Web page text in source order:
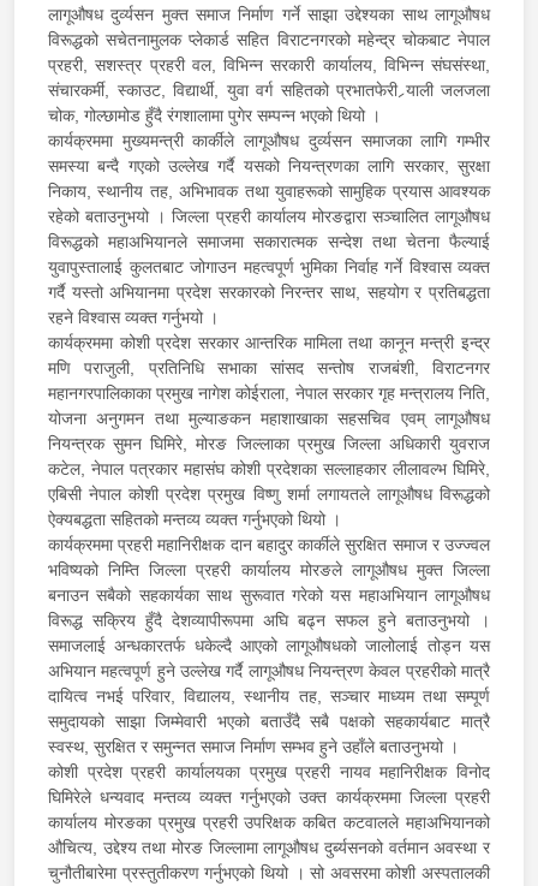
लागूऔषध दुर्व्यसन मुक्त समाज निर्माण गर्ने साझा उद्देश्यका साथ लागूऔषध
विरूद्धको सचेतनामुलक प्लेकार्ड सहित विराटनगरको महेन्द्र चोकबाट नेपाल
प्रहरी, सशस्त्र प्रहरी वल, विभिन्न सरकारी कार्यालय, विभिन्न संघसंस्था,
संचारकर्मी, स्काउट, विद्यार्थी, युवा वर्ग सहितको प्रभातफेरी र्‍याली जलजला
चोक, गोल्छामोड हुँदै रंगशालामा पुगेर सम्पन्न भएको थियो ।
कार्यक्रममा मुख्यमन्त्री कार्कीले लागूऔषध दुर्व्यसन समाजका लागि गम्भीर
समस्या बन्दै गएको उल्लेख गर्दै यसको नियन्त्रणका लागि सरकार, सुरक्षा
निकाय, स्थानीय तह, अभिभावक तथा युवाहरूको सामुहिक प्रयास आवश्यक
रहेको बताउनुभयो । जिल्ला प्रहरी कार्यालय मोरङद्वारा सञ्चालित लागूऔषध
विरूद्धको महाअभियानले समाजमा सकारात्मक सन्देश तथा चेतना फैल्याई
युवापुस्तालाई कुलतबाट जोगाउन महत्वपूर्ण भुमिका निर्वाह गर्ने विश्वास व्यक्त
गर्दै यस्तो अभियानमा प्रदेश सरकारको निरन्तर साथ, सहयोग र प्रतिबद्धता
रहने विश्वास व्यक्त गर्नुभयो ।
कार्यक्रममा कोशी प्रदेश सरकार आन्तरिक मामिला तथा कानून मन्त्री इन्द्र
मणि पराजुली, प्रतिनिधि सभाका सांसद सन्तोष राजबंशी, विराटनगर
महानगरपालिकाका प्रमुख नागेश कोईराला, नेपाल सरकार गृह मन्त्रालय निति,
योजना अनुगमन तथा मुल्याङकन महाशाखाका सहसचिव एवम् लागूऔषध
नियन्त्रक सुमन घिमिरे, मोरङ जिल्लाका प्रमुख जिल्ला अधिकारी युवराज
कटेल, नेपाल पत्रकार महासंघ कोशी प्रदेशका सल्लाहकार लीलावल्भ घिमिरे,
एबिसी नेपाल कोशी प्रदेश प्रमुख विष्णु शर्मा लगायतले लागूऔषध विरूद्धको
ऐक्यबद्धता सहितको मन्तव्य व्यक्त गर्नुभएको थियो ।
कार्यक्रममा प्रहरी महानिरीक्षक दान बहादुर कार्कीले सुरक्षित समाज र उज्ज्वल
भविष्यको निम्ति जिल्ला प्रहरी कार्यालय मोरङले लागूऔषध मुक्त जिल्ला
बनाउन सबैको सहकार्यका साथ सुरूवात गरेको यस महाअभियान लागूऔषध
विरूद्ध सक्रिय हुँदै देशव्यापीरूपमा अघि बढ्न सफल हुने बताउनुभयो ।
समाजलाई अन्धकारतर्फ धकेल्दै आएको लागूऔषधको जालोलाई तोड्न यस
अभियान महत्वपूर्ण हुने उल्लेख गर्दै लागूऔषध नियन्त्रण केवल प्रहरीको मात्रै
दायित्व नभई परिवार, विद्यालय, स्थानीय तह, सञ्चार माध्यम तथा सम्पूर्ण
समुदायको साझा जिम्मेवारी भएको बताउँदै सबै पक्षको सहकार्यबाट मात्रै
स्वस्थ, सुरक्षित र समुन्नत समाज निर्माण सम्भव हुने उहाँले बताउनुभयो ।
कोशी प्रदेश प्रहरी कार्यालयका प्रमुख प्रहरी नायव महानिरीक्षक विनोद
घिमिरेले धन्यवाद मन्तव्य व्यक्त गर्नुभएको उक्त कार्यक्रममा जिल्ला प्रहरी
कार्यालय मोरङका प्रमुख प्रहरी उपरिक्षक कबित कटवालले महाअभियानको
औचित्य, उद्देश्य तथा मोरङ जिल्लामा लागूऔषध दुर्ब्यसनको वर्तमान अवस्था र
चुनौतीबारेमा प्रस्तुतीकरण गर्नुभएको थियो । सो अवसरमा कोशी अस्पतालकी